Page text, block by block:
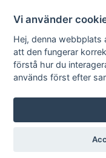
Vi använder
Hej, denna webbplats
att den fungerar
förstå hur du
används först efter